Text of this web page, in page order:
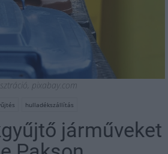
pixabay.com
hulladékszállítás
járműveket